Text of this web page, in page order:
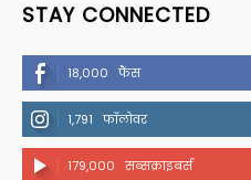
STAY CONNECTED
18,000 फैंस
1,791 फॉलोवर
179,000 सब्सक्राइबर्स